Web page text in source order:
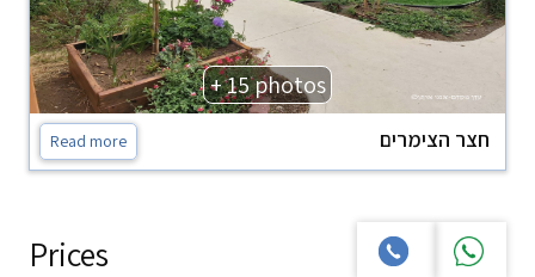
+ 15 photos
חצר הצימרים Read more
Prices